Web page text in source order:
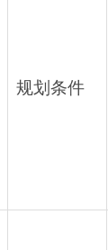
规划条件